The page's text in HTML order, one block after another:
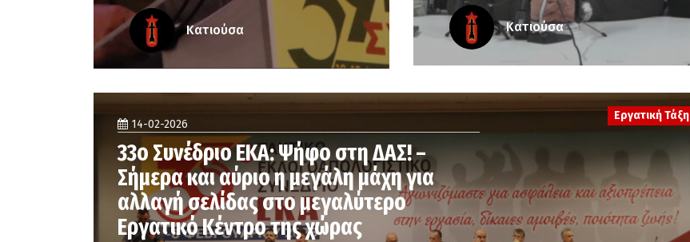
Κατιούσα Κατιούσα
Εργατική Τάξη
14-02-2026
33ο Συνέδριο ΕΚΑ: Ψήφο στη ΔΑΣ! –
Σήμερα και αύριο η μεγάλη μάχη για
αλλαγή σελίδας στο μεγαλύτερο
Εργατικό Κέντρο της χώρας